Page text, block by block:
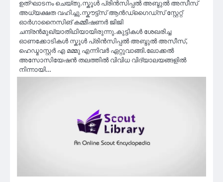
ഉത്ഘാടനം ചെയ്തു.സ്കൂൾ പ്രിൻസിപ്പൽ അബ്ദുൽ അസീസ്
അധ്യക്ഷത വഹിച്ചു.സ്കൗട്ട്സ് ആൻഡ്ഗൈഡ്സ് സ്റ്റേറ്റ്
ഓർഗാനൈസിങ് കമ്മീഷണർ ജിജി
ചന്ദ്രൻമുഖ്യാതിഥിയായിരുന്നു.കുട്ടികൾ ശേഖരിച്ച
ഓണക്കോടികൾ സ്കൂൾ പ്രിൻസിപ്പൽ അബ്ദുൽ അസീസ്,
ഹെഡ്മാസ്റ്റർ എ മമ്മു എന്നിവർ ഏറ്റുവാങ്ങി.ലോക്കൽ
അസോസിയേഷൻ തലത്തിൽ വിവിധ വിദ്യാലയങ്ങളിൽ
നിന്നായി…